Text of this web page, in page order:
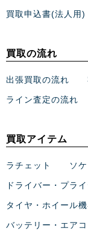
買取申込書(法人用)
買取の流れ
出張買取の流れ
ライン査定の流れ
買取アイテム
ラチェット ソ
ドライバー・プラ
タイヤ・ホイール機
バッテリー・エア